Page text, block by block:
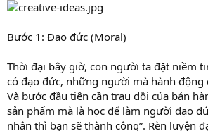
Bước 1: Đạo đức (Moral)
Thời đại bây giờ, con người ta đặt niềm
có đạo đức, những người mà hành động
Và bước đầu tiên cần trau dồi của bán
sản phẩm mà là học để làm người đạo
nhân thì bạn sẽ thành công”. Rèn luyện